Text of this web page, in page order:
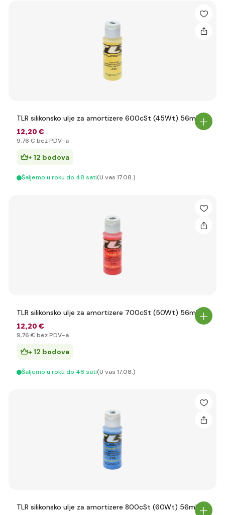
TLR silikonsko ulje za amortizere 600cSt (45Wt) 56ml
12,20 €
9,76 € bez PDV-a
+ 12 bodova
Šaljemo u roku do 48 sati(U vas 17.08.)
TLR silikonsko ulje za amortizere 700cSt (50Wt) 56ml
12,20 €
9,76 € bez PDV-a
+ 12 bodova
Šaljemo u roku do 48 sati(U vas 17.08.)
TLR silikonsko ulje za amortizere 800cSt (60Wt) 56ml